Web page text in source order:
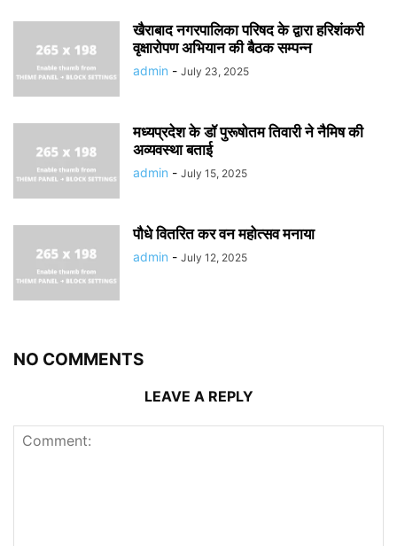
खैराबाद नगरपालिका परिषद के द्वारा हरिशंकरी
वृक्षारोपण अभियान की बैठक सम्पन्न
admin - July 23, 2025
मध्यप्रदेश के डॉ पुरूषोतम तिवारी ने नैमिष की
अव्यवस्था बताई
admin - July 15, 2025
पौधे वितरित कर वन महोत्सव मनाया
admin - July 12, 2025
NO COMMENTS
LEAVE A REPLY